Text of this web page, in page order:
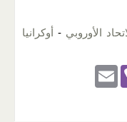
الأوروبي - أوكرانيا
Vi